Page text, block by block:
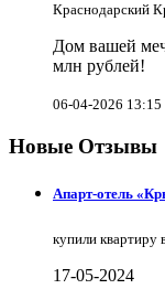
Краснодарский
Дом вашей
млн рублей!
06-04-2026 13:15
Новые Отзывы
Апарт-отель
купили квартиру
17-05-2024